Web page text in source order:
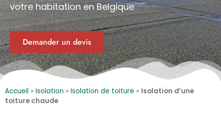
votre habitation en Belgique
Demander un devis
Accueil » Isolation » Isolation de toiture » Isolation d’une
toiture chaude